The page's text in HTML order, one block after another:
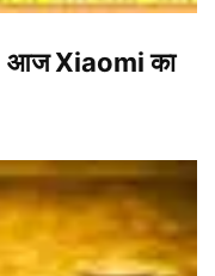
आज Xiaomi का